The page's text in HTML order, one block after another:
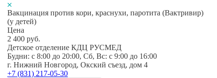
Вакцинация против кори, краснухи, паротита (Вактривир)
(у детей)
Цена
2 400 руб.
Детское отделение КДЦ РУСМЕД
Будни: c 8:00 до 20:00, Сб, Вс: c 9:00 до 16:00
г. Нижний Новгород, Окский съезд, дом 4
+7 (831) 217-05-30